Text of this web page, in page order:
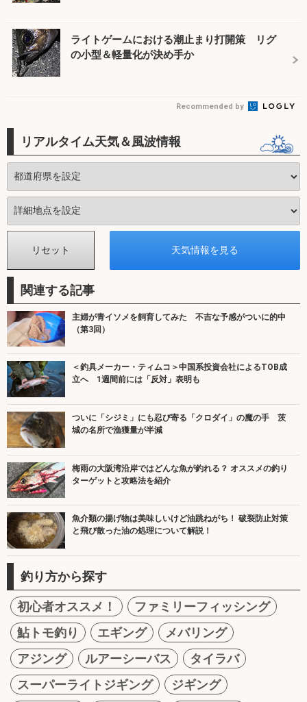
ライトゲームにおける潮止まり打開策 リグ
の小型＆軽量化が決め手か
Recommended by
リアルタイム天気＆風波情報
関連する記事
主婦が青イソメを飼育してみた 不吉な予感がついに的中
（第3回）
＜釣具メーカー・ティムコ＞中国系投資会社によるTOB成
立へ 1週間前には「反対」表明も
ついに「シジミ」にも忍び寄る「クロダイ」の魔の手 茨
城の名所で漁獲量が半減
梅雨の大阪湾沿岸ではどんな魚が釣れる？ オススメの釣り
ターゲットと攻略法を紹介
魚介類の揚げ物は美味しいけど油跳ねがち！ 破裂防止対策
と飛び散った油の処理について解説！
釣り方から探す
初心者オススメ！
ファミリーフィッシング
鮎トモ釣り
エギング
メバリング
アジング
ルアーシーバス
タイラバ
スーパーライトジギング
ジギング